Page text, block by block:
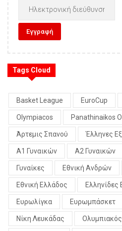
Tags Cloud
Basket League EuroCup
Olympiacos Panathinaikos
Άρτεμις Σπανού Έλληνες
Α1 Γυναικών Α2 Γυναικών
Γυναίκες Εθνική Ανδρών
Εθνική Ελλάδος Ελληνίδες
Ευρωλίγκα Ευρωμπάσκετ
Νίκη Λευκάδας Ολυμπιακός